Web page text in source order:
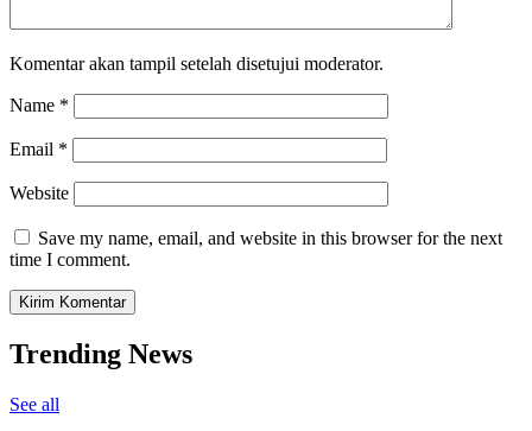
Komentar akan tampil setelah disetujui moderator.
Name *
Email *
Website
Save my name, email, and website in this browser for the next
time I comment.
Trending News
See all